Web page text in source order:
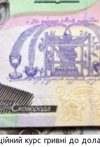
курс гривні до